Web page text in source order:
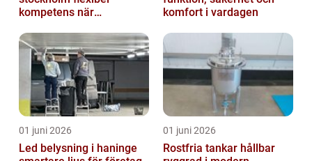
kompetens när
komfort i vardagen
01 juni 2026
Led belysning i haninge
01 juni 2026
Rostfria tankar hållbar